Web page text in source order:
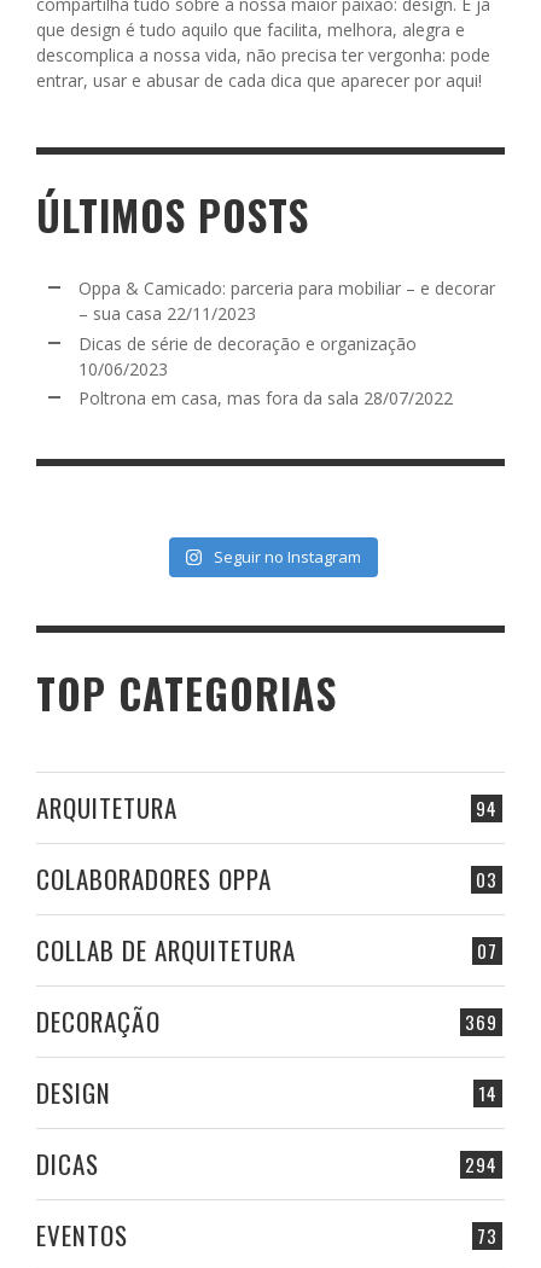
que design é tudo aquilo que facilita, melhora, alegra e
descomplica a nossa vida, não precisa ter vergonha: pode
entrar, usar e abusar de cada dica que aparecer por aqui!
ÚLTIMOS POSTS
Oppa & Camicado: parceria para mobiliar – e decorar
– sua casa 22/11/2023
Dicas de série de decoração e organização
10/06/2023
Poltrona em casa, mas fora da sala 28/07/2022
Seguir no Instagram
TOP CATEGORIAS
94
ARQUITETURA
03
COLABORADORES OPPA
07
COLLAB DE ARQUITETURA
369
DECORAÇÃO
14
DESIGN
294
DICAS
73
EVENTOS